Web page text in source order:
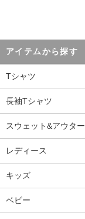
アイテムから探す
Tシャツ
長袖Tシャツ
スウェット&アウター
レディース
キッズ
ベビー